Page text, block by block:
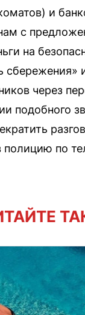
и
с
на
сбережения»
через
подобного
полицию по